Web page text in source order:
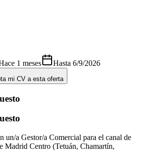
1 meses Hasta 6/9/2026
mi CV a esta oferta
un/a Gestor/a Comercial para el canal de
Madrid Centro (Tetuán, Chamartín,